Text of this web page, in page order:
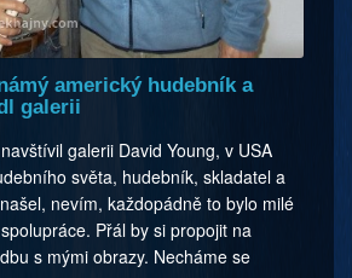
americký hudebník a
galerii
galerii David Young, v USA
světa, hudebník, skladatel a
nevím, každopádně to bylo milé
Přál by si propojit na
s mými obrazy. Necháme se